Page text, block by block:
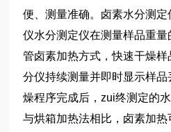
便、测量准确。卤素水分测
仪水分测定仪在测量样品重
管卤素加热方式，快速干燥
分仪持续测量并即时显示样
燥程序完成后，zui终测定的
与烘箱加热法相比，卤素加